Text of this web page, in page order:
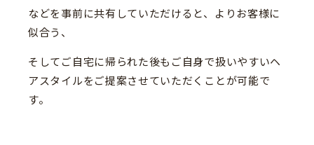
などを事前に共有していただけると、よりお客様に
似合う、
そしてご自宅に帰られた後もご自身で扱いやすいヘ
アスタイルをご提案させていただくことが可能で
す。